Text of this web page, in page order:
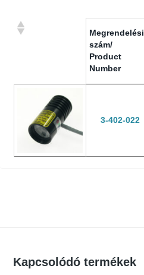
Megrendelési
szám/
Product
Number
Number
3-402-022
Kapcsolódó termékek